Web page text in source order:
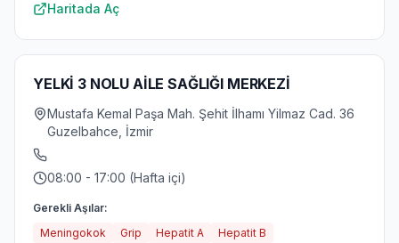
Haritada Aç
YELKİ 3 NOLU AİLE SAĞLIĞI MERKEZİ
Mustafa Kemal Paşa Mah. Şehit İlhamı Yilmaz Cad. 36
Guzelbahce, İzmir
08:00 - 17:00 (Hafta içi)
Gerekli Aşılar:
Meningokok
Grip Hepatit A Hepatit B